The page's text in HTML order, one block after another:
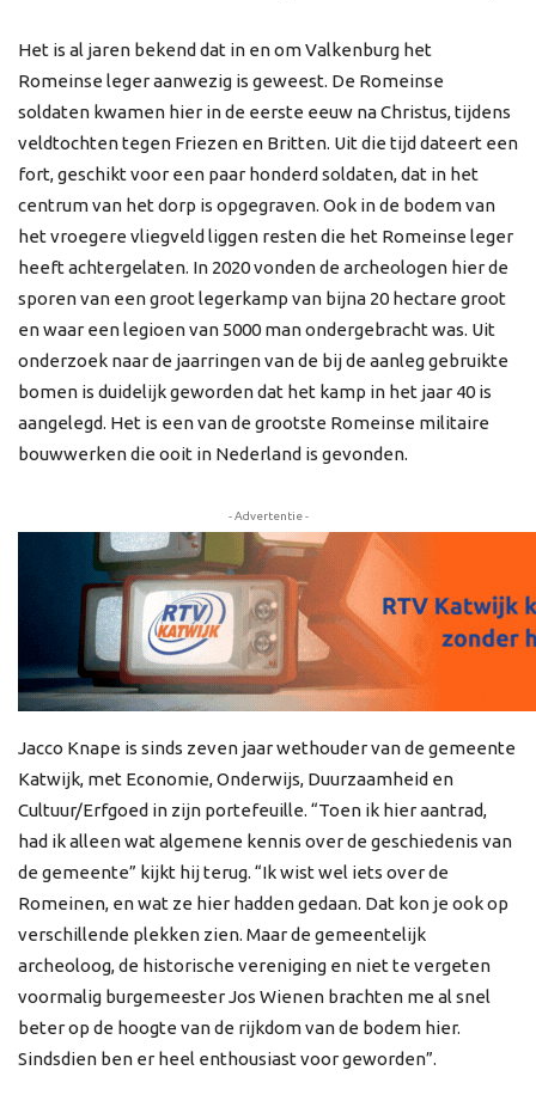
Het is al jaren bekend dat in en om Valkenburg het
Romeinse leger aanwezig is geweest. De Romeinse
soldaten kwamen hier in de eerste eeuw na Christus, tijdens
veldtochten tegen Friezen en Britten. Uit die tijd dateert een
fort, geschikt voor een paar honderd soldaten, dat in het
centrum van het dorp is opgegraven. Ook in de bodem van
het vroegere vliegveld liggen resten die het Romeinse leger
heeft achtergelaten. In 2020 vonden de archeologen hier de
sporen van een groot legerkamp van bijna 20 hectare groot
en waar een legioen van 5000 man ondergebracht was. Uit
onderzoek naar de jaarringen van de bij de aanleg gebruikte
bomen is duidelijk geworden dat het kamp in het jaar 40 is
aangelegd. Het is een van de grootste Romeinse militaire
bouwwerken die ooit in Nederland is gevonden.
- Advertentie -
Jacco Knape is sinds zeven jaar wethouder van de gemeente
Katwijk, met Economie, Onderwijs, Duurzaamheid en
Cultuur/Erfgoed in zijn portefeuille. “Toen ik hier aantrad,
had ik alleen wat algemene kennis over de geschiedenis van
de gemeente” kijkt hij terug. “Ik wist wel iets over de
Romeinen, en wat ze hier hadden gedaan. Dat kon je ook op
verschillende plekken zien. Maar de gemeentelijk
archeoloog, de historische vereniging en niet te vergeten
voormalig burgemeester Jos Wienen brachten me al snel
beter op de hoogte van de rijkdom van de bodem hier.
Sindsdien ben er heel enthousiast voor geworden”.